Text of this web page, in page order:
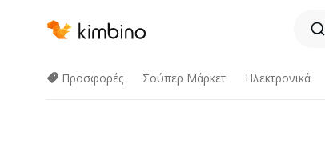
Προσφορές Σούπερ Μάρκετ Hλεκτρονικά